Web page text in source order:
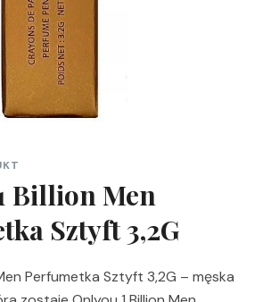
Billion Men
Sztyft 3,2G
Perfumetka Sztyft 3,2G – męska